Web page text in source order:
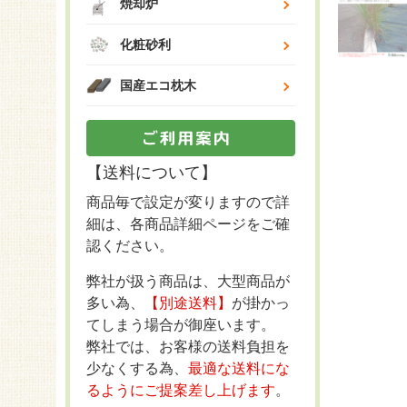
焼却炉
化粧砂利
国産エコ枕木
【送料について】
商品毎で設定が変りますので詳
細は、各商品詳細ページをご確
認ください。
弊社が扱う商品は、大型商品が
多い為、
【別途送料】 が掛かっ
てしまう場合が御座います。
弊社では、お客様の送料負担を
少なくする為、 最適な送料にな
るようにご提案差し上げます。